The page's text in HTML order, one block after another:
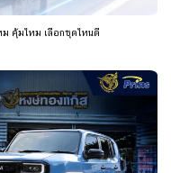
คุ้มไหม เลือกชุดไหนดี